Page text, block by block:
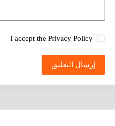
I accept the Privacy Policy
إرسال التعليق